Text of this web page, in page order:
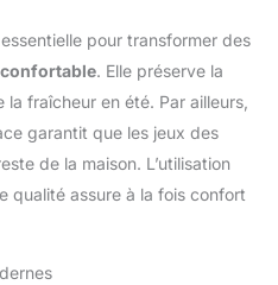
pour transformer des
. Elle préserve la
fraîcheur en été. Par ailleurs,
garantit que les jeux des
de la maison. L’utilisation
qualité assure à la fois confort